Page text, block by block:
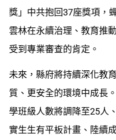
獎」中共抱回37座獎項，
雲林在永續治理、教育推
受到專業審查的肯定。
未來，縣府將持續深化教
質、更安全的環境中成長
學班級人數將調降至25人
實生生有平板計畫、陸續